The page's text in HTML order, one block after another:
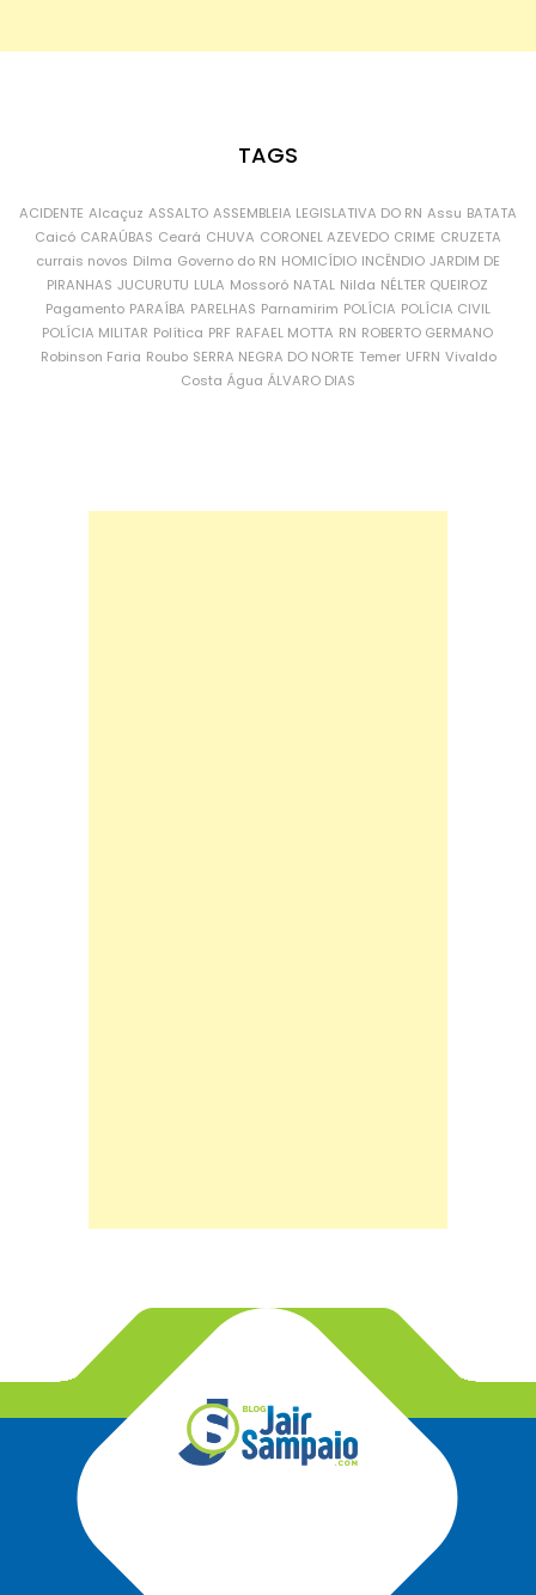
TAGS
ACIDENTE Alcaçuz ASSALTO ASSEMBLEIA LEGISLATIVA DO RN Assu BATATA
Caicó CARAÚBAS Ceará CHUVA CORONEL AZEVEDO CRIME CRUZETA
currais novos Dilma Governo do RN HOMICÍDIO INCÊNDIO JARDIM DE
PIRANHAS JUCURUTU LULA Mossoró NATAL Nilda NÉLTER QUEIROZ
Pagamento PARAÍBA PARELHAS Parnamirim POLÍCIA POLÍCIA CIVIL
POLÍCIA MILITAR Política PRF RAFAEL MOTTA RN ROBERTO GERMANO
Robinson Faria Roubo SERRA NEGRA DO NORTE Temer UFRN Vivaldo
Costa Água ÁLVARO DIAS